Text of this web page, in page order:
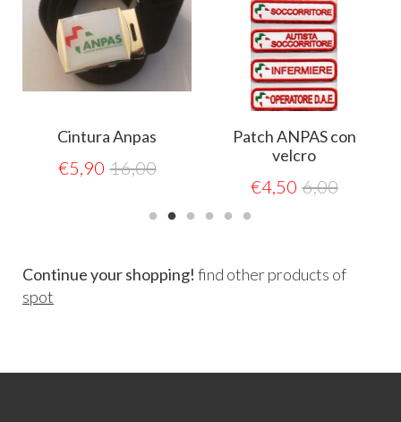
Cintura Anpas
€5,90 16,00
Patch ANPAS con
velcro
€4,50 6,00
Continue your shopping! find other products of
spot